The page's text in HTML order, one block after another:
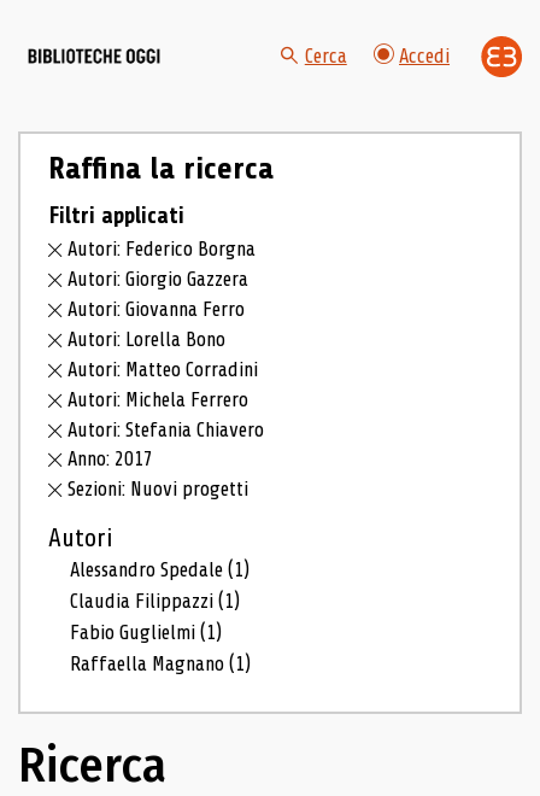
Cerca Accedi
Raffina la ricerca
Filtri applicati
Autori: Federico Borgna
Autori: Giorgio Gazzera
Autori: Giovanna Ferro
Autori: Lorella Bono
Autori: Matteo Corradini
Autori: Michela Ferrero
Autori: Stefania Chiavero
Anno: 2017
Sezioni: Nuovi progetti
Autori
Alessandro Spedale(1)
Claudia Filippazzi(1)
Fabio Guglielmi(1)
Raffaella Magnano(1)
Ricerca